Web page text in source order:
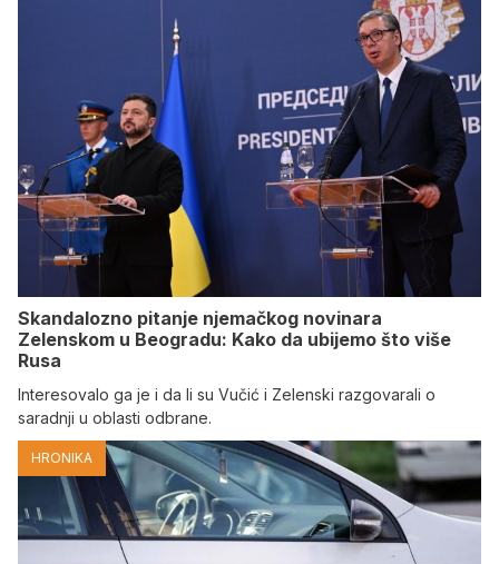
Skandalozno pitanje njemačkog novinara
Zelenskom u Beogradu: Kako da ubijemo što više
Rusa
Interesovalo ga je i da li su Vučić i Zelenski razgovarali o
saradnji u oblasti odbrane.
HRONIKA